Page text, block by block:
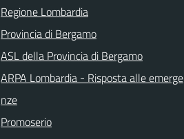
Regione Lombardia
Provincia di Bergamo
ASL della Provincia di Bergamo
ARPA Lombardia - Risposta alle emerge
nze
Promoserio